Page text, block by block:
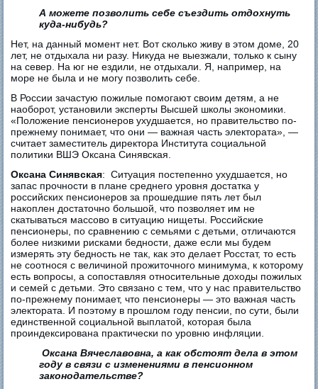
А можете позволить себе съездить отдохнуть
куда-нибудь?
Нет, на данный момент нет. Вот сколько живу в этом доме, 20
лет, не отдыхала ни разу. Никуда не выезжали, только к сыну
на север. На юг не ездили, не отдыхали. Я, например, на
море не была и не могу позволить себе.
В России зачастую пожилые помогают своим детям, а не
наоборот, установили эксперты Высшей школы экономики.
«Положение пенсионеров ухудшается, но правительство по-
прежнему понимает, что они — важная часть электората», —
считает заместитель директора Института социальной
политики ВШЭ Оксана Синявская.
Оксана Синявская: Ситуация постепенно ухудшается, но
запас прочности в плане среднего уровня достатка у
российских пенсионеров за прошедшие пять лет был
накоплен достаточно большой, что позволяет им не
скатываться массово в ситуацию нищеты. Российские
пенсионеры, по сравнению с семьями с детьми, отличаются
более низкими рисками бедности, даже если мы будем
измерять эту бедность не так, как это делает Росстат, то есть
не соотнося с величиной прожиточного минимума, к которому
есть вопросы, а сопоставляя относительные доходы пожилых
и семей с детьми. Это связано с тем, что у нас правительство
по-прежнему понимает, что пенсионеры — это важная часть
электората. И поэтому в прошлом году пенсии, по сути, были
единственной социальной выплатой, которая была
проиндексирована практически по уровню инфляции.
Оксана Вячеславовна, а как обстоят дела в этом
году в связи с изменениями в пенсионном
законодательстве?